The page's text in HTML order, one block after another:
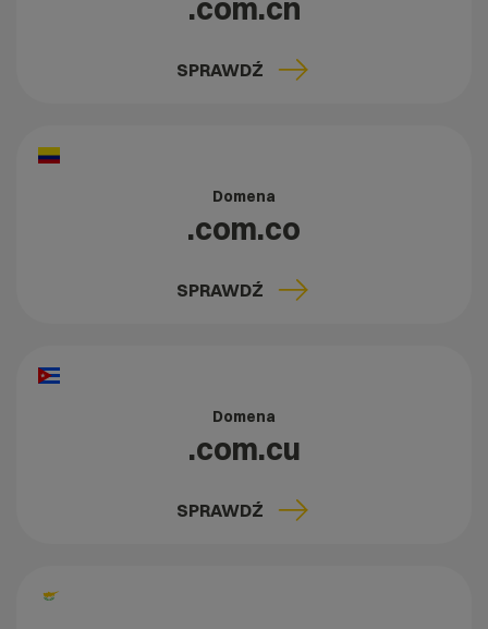
.com.cn
SPRAWDŹ
Domena
.com.co
SPRAWDŹ
Domena
.com.cu
SPRAWDŹ